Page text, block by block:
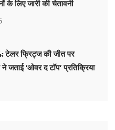
के लिए जारी की चेतावनी
टेलर फ्रिट्ज की जीत पर
जताई ‘ओवर द टॉप’ प्रतिक्रिया